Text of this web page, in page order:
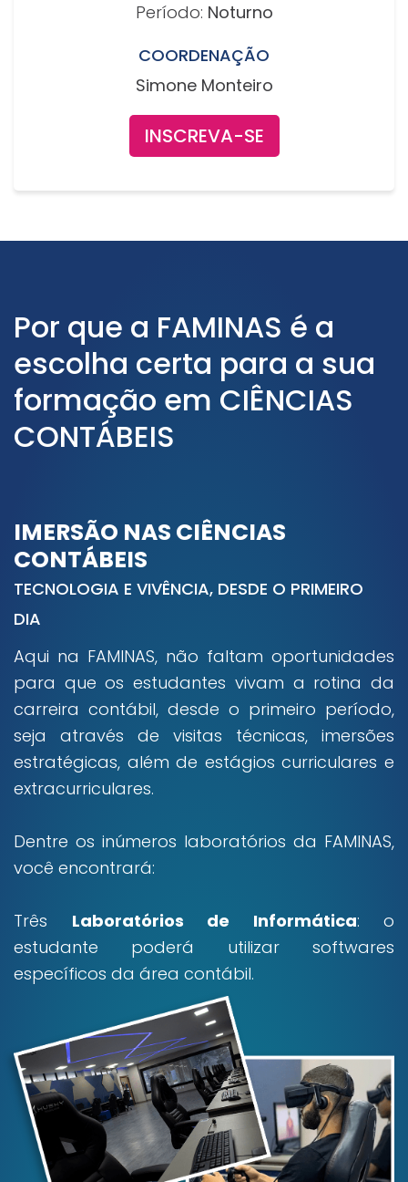
Período: Noturno
COORDENAÇÃO
Simone Monteiro
INSCREVA-SE
Por que a FAMINAS é a
escolha certa para a sua
formação em CIÊNCIAS
CONTÁBEIS
IMERSÃO NAS CIÊNCIAS
CONTÁBEIS
TECNOLOGIA E VIVÊNCIA, DESDE O PRIMEIRO
DIA
Aqui na FAMINAS, não faltam oportunidades
para que os estudantes vivam a rotina da
carreira contábil, desde o primeiro período,
seja através de visitas técnicas, imersões
estratégicas, além de estágios curriculares e
extracurriculares.
Dentre os inúmeros laboratórios da FAMINAS,
você encontrará:
Três Laboratórios de Informática: o
estudante poderá utilizar softwares
específicos da área contábil.